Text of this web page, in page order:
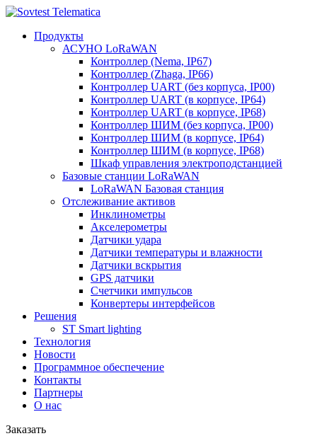
Продукты
АСУНО LoRaWAN
Контроллер (Nema, IP67)
Контроллер (Zhaga, IP66)
Контроллер UART (без корпуса, IP00)
Контроллер UART (в корпусе, IP64)
Контроллер UART (в корпусе, IP68)
Контроллер ШИМ (без корпуса, IP00)
Контроллер ШИМ (в корпусе, IP64)
Контроллер ШИМ (в корпусе, IP68)
Шкаф управления электроподстанцией
Базовые станции LoRaWAN
LoRaWAN Базовая станция
Отслеживание активов
Инклинометры
Акселерометры
Датчики удара
Датчики температуры и влажности
Датчики вскрытия
GPS датчики
Счетчики импульсов
Конвертеры интерфейсов
Решения
ST Smart lighting
Технология
Новости
Программное обеспечение
Контакты
Партнеры
О нас
Заказать